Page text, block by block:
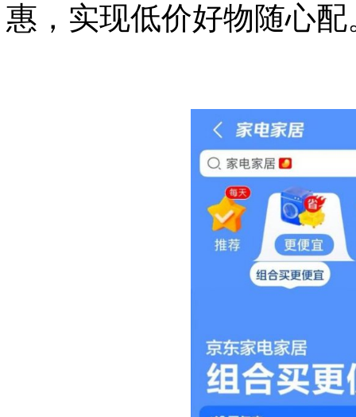
惠，实现低价好物随心配